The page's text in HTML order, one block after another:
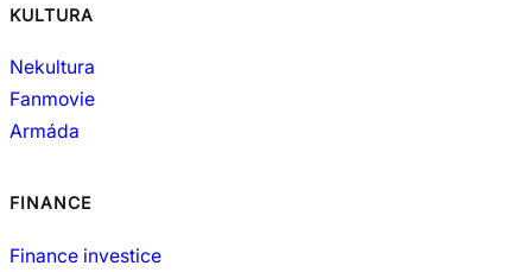
KULTURA
Nekultura
Fanmovie
Armáda
FINANCE
Finance investice